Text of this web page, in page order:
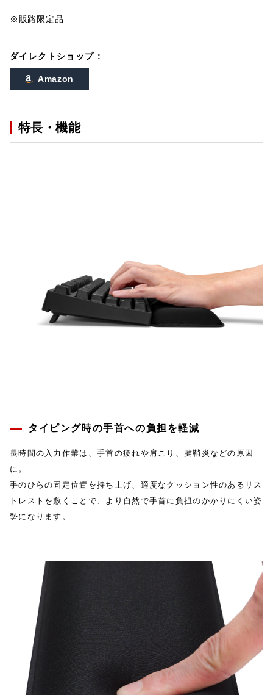
※販路限定品
ダイレクトショップ :
Amazon
特長・機能
タイピング時の手首への負担を軽減
長時間の入力作業は、手首の疲れや肩こり、腱鞘炎などの原因
に。
手のひらの固定位置を持ち上げ、適度なクッション性のあるリス
トレストを敷くことで、より自然で手首に負担のかかりにくい姿
勢になります。